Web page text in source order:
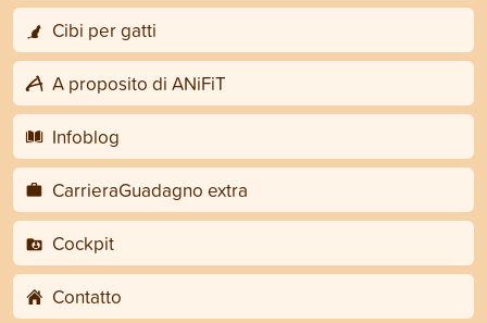
Cibi per gatti
A proposito di ANiFiT
Infoblog
CarrieraGuadagno extra
Cockpit
Contatto